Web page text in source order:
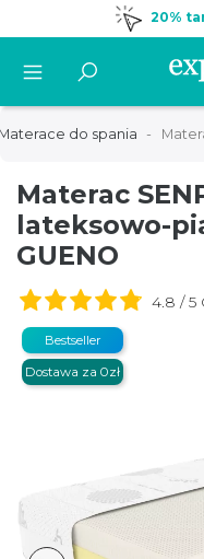
20%
do spania
Materac
lateksowo-
GUENO
4.8 / 5
Bestseller
Dostawa za 0zł